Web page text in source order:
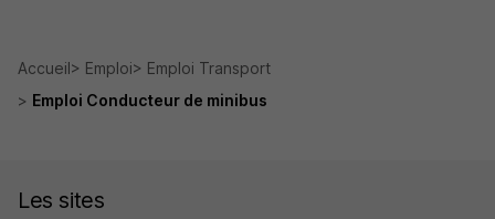
Accueil Emploi
Emploi Transport
Emploi Conducteur de minibus
Les sites